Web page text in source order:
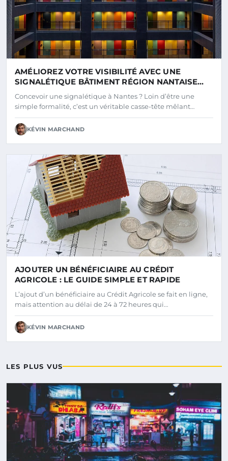
AMÉLIOREZ VOTRE VISIBILITÉ AVEC UNE
SIGNALÉTIQUE BÂTIMENT RÉGION NANTAISE
SUR MESURE
Concevoir une signalétique à Nantes ? Loin d’être une
simple formalité, c’est un véritable casse-tête mêlant…
KÉVIN MARCHAND
AJOUTER UN BÉNÉFICIAIRE AU CRÉDIT
AGRICOLE : LE GUIDE SIMPLE ET RAPIDE
L’ajout d’un bénéficiaire au Crédit Agricole se fait en ligne,
mais attention au délai de 24 à 72 heures qui…
KÉVIN MARCHAND
LES PLUS VUS